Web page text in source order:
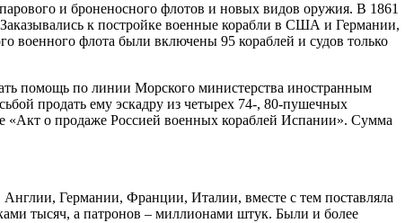
и броненосного флотов и новых видов оружия. В 1861
к постройке военные корабли в США и Германии,
военного флота были включены 95 кораблей и судов только
помощь по линии Морского министерства иностранным
продать ему эскадру из четырех 74-, 80-пушечных
«Акт о продаже Россией военных кораблей Испании». Сумма
Германии, Франции, Италии, вместе с тем поставляла
тысяч, а патронов – миллионами штук. Были и более